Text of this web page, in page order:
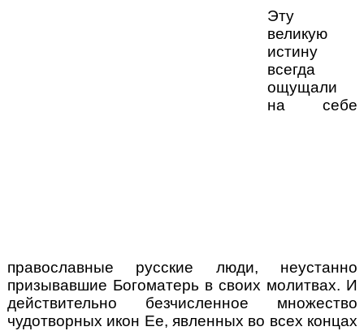
Эту
великую
истину
всегда
ощущали
на себе
православные русские люди, неустанно
призывавшие Богоматерь в своих молитвах. И
действительно безчисленное множество
чудотворных икон Ее, явленных во всех концах